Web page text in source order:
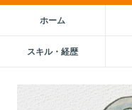
ホーム
スキル・経歴